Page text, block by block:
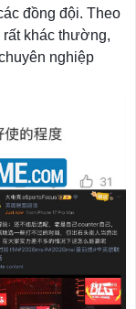
đồng đội. Theo
khác thường,
nghiệp